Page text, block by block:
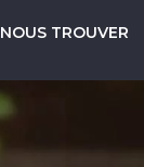
NOUS TROUVER